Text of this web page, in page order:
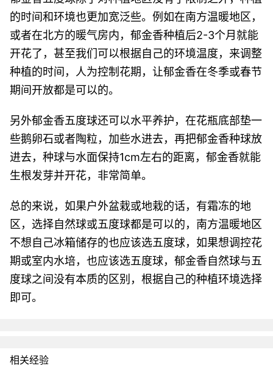
的时间和环境也更加宽泛些。例如在南方温暖地区，
或者在北方的暖气房内，郁金香种植后2-3个月就能
开花了，甚至我们可以根据自己的环境温度，来调整
种植的时间，人为控制花期，让郁金香在冬季或春节
期间开放都是可以的。
另外郁金香五度球还可以水平养护，在花瓶底部垫一
些鹅卵石或者陶粒，加些水进去，再把郁金香种球放
进去，种球与水面保持1cm左右的距离，郁金香就能
生根发芽并开花，非常简单。
总的来说，如果户外盆栽或地栽的话，有霜冻的地
区，选择自然球或五度球都是可以的，南方温暖地区
不想自己冰箱储存的也应该选五度球，如果想调控花
期或室内水培，也应该选五度球，郁金香自然球与五
度球之间没有本质的区别，根据自己的种植环境选择
即可。
相关经验